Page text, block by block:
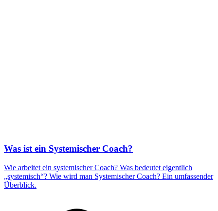
Was ist ein Systemischer Coach?
Wie arbeitet ein systemischer Coach? Was bedeutet eigentlich
„systemisch“? Wie wird man Systemischer Coach? Ein umfassender
Überblick.